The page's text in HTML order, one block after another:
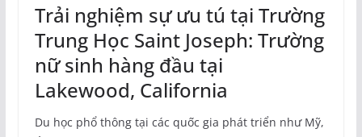
Trải nghiệm sự ưu tú tại Trường
Trung Học Saint Joseph: Trường
nữ sinh hàng đầu tại
Lakewood, California
Du học phổ thông tại các quốc gia phát triển như Mỹ,